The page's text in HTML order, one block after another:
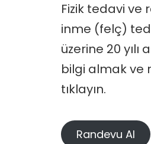
Fizik tedavi ve
inme (felç)
üzerine 20
bilgi almak ve
tıklayın.
Randevu Al